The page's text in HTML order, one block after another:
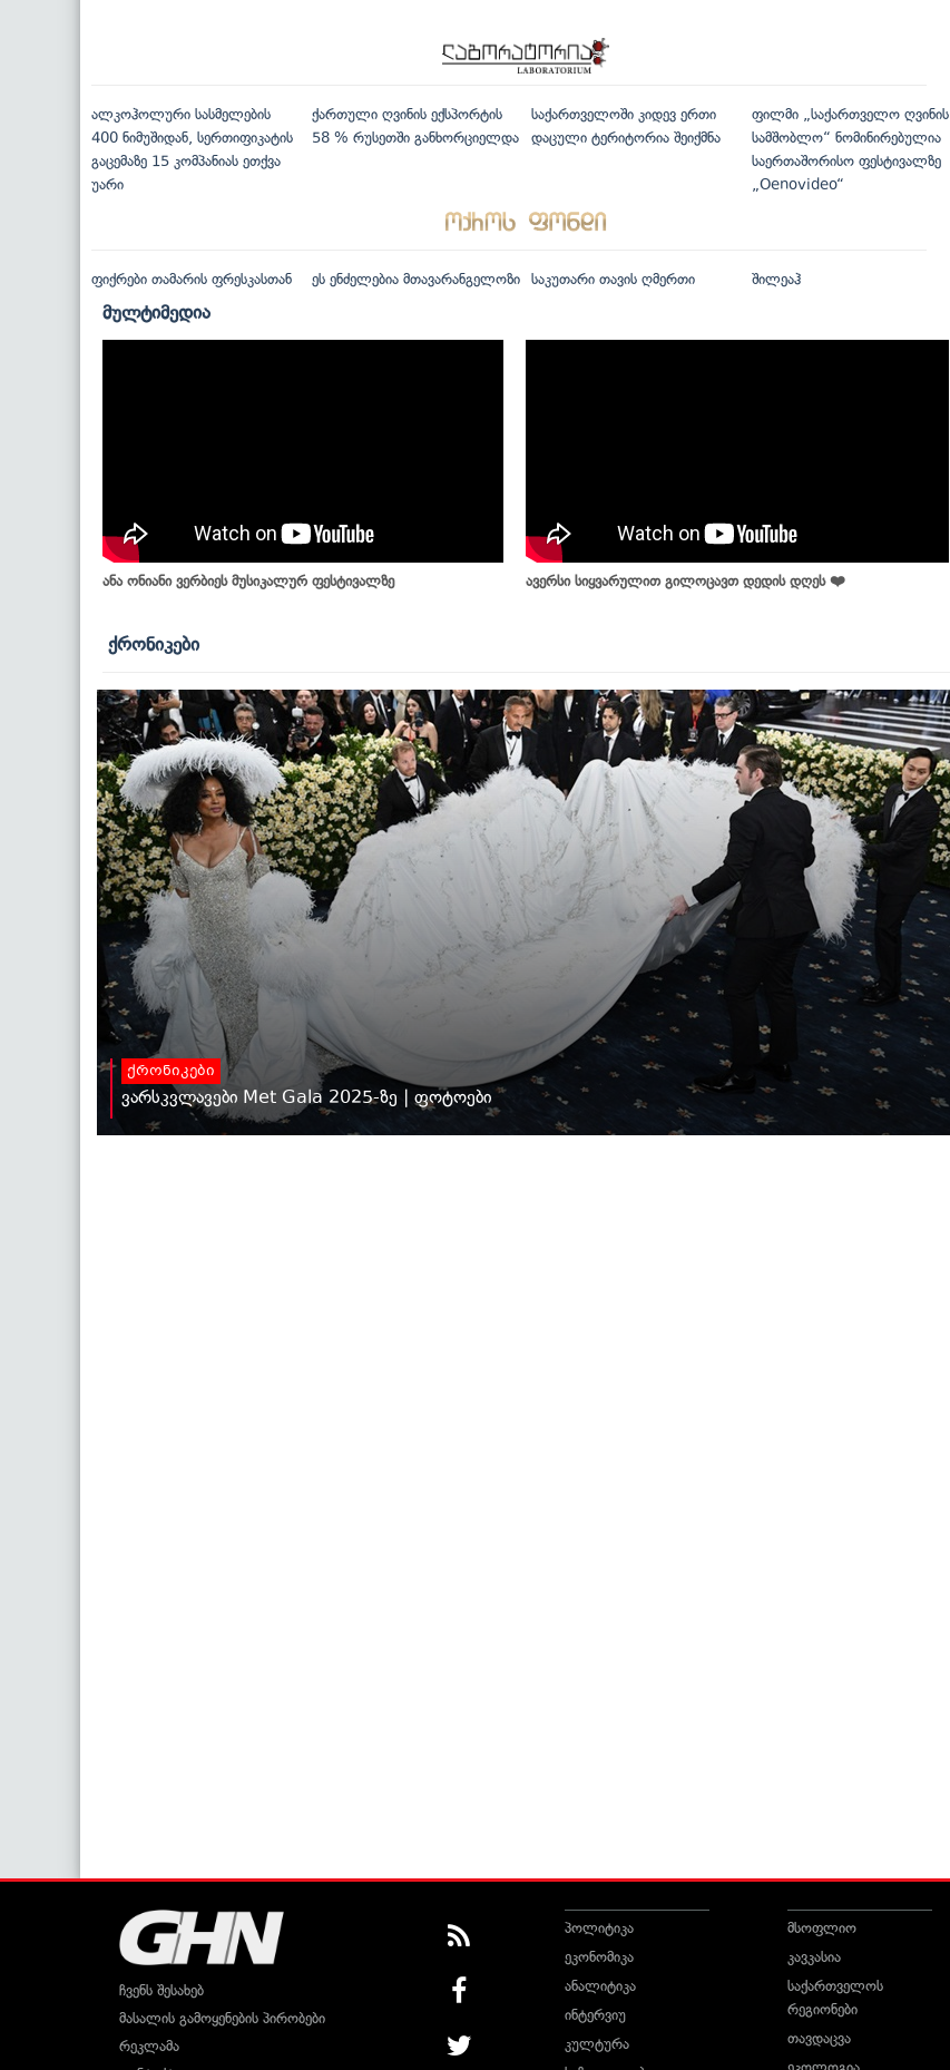
ალკოჰოლური სასმელების
400 ნიმუშიდან, სერთიფიკატის
გაცემაზე 15 კომპანიას ეთქვა
უარი
ქართული ღვინის ექსპორტის
58 % რუსეთში განხორციელდა
საქართველოში კიდევ ერთი
დაცული ტერიტორია შეიქმნა
ფილმი „საქართველო ღვინის
სამშობლო“ ნომინირებულია
საერთაშორისო ფესტივალზე
„Oenovideo“
ფიქრები თამარის ფრესკასთან ეს ენძელებია მთავარანგელოზი საკუთარი თავის ღმერთი შილეაჰ
მულტიმედია
ანა ონიანი ვერბიეს მუსიკალურ ფესტივალზე ავერსი სიყვარულით გილოცავთ დედის დღეს ❤️
ქრონიკები
ქრონიკები
ვარსკვლავები Met Gala 2025-ზე | ფოტოები
ჩვენს შესახებ
მასალის გამოყენების პირობები
რეკლამა
პოლიტიკა
ეკონომიკა
ანალიტიკა
ინტერვიუ
კულტურა
მსოფლიო
კავკასია
საქართველოს
რეგიონები
თავდაცვა